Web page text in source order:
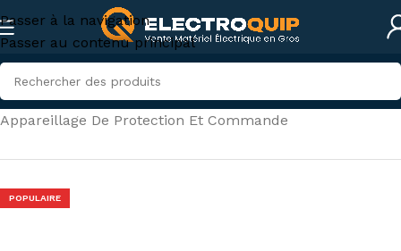
Passer à la navigation
Passer au contenu principal
Accueil/Électricité industrielle/
Appareillage De Protection Et Commande
POPULAIRE